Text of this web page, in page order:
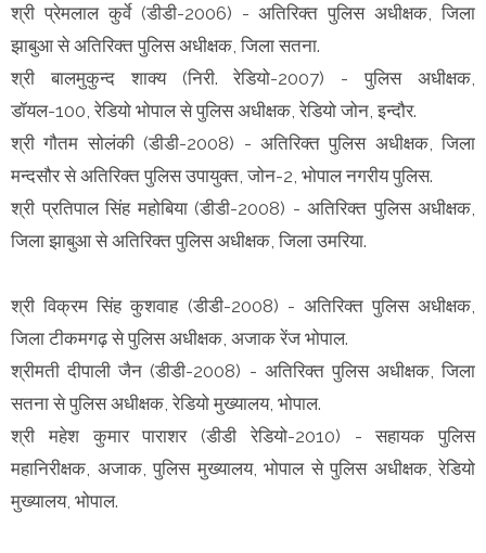
श्री प्रेमलाल कुर्वे (डीडी-2006) - अतिरिक्त पुलिस अधीक्षक, जिला
झाबुआ से अतिरिक्त पुलिस अधीक्षक, जिला सतना.
श्री बालमुकुन्द शाक्य (निरी. रेडियो-2007) - पुलिस अधीक्षक,
डॉयल-100, रेडियो भोपाल से पुलिस अधीक्षक, रेडियो जोन, इन्दौर.
श्री गौतम सोलंकी (डीडी-2008) - अतिरिक्त पुलिस अधीक्षक, जिला
मन्दसौर से अतिरिक्त पुलिस उपायुक्त, जोन-2, भोपाल नगरीय पुलिस.
श्री प्रतिपाल सिंह महोबिया (डीडी-2008) - अतिरिक्त पुलिस अधीक्षक,
जिला झाबुआ से अतिरिक्त पुलिस अधीक्षक, जिला उमरिया.
श्री विक्रम सिंह कुशवाह (डीडी-2008) - अतिरिक्त पुलिस अधीक्षक,
जिला टीकमगढ़ से पुलिस अधीक्षक, अजाक रेंज भोपाल.
श्रीमती दीपाली जैन (डीडी-2008) - अतिरिक्त पुलिस अधीक्षक, जिला
सतना से पुलिस अधीक्षक, रेडियो मुख्यालय, भोपाल.
श्री महेश कुमार पाराशर (डीडी रेडियो-2010) - सहायक पुलिस
महानिरीक्षक, अजाक, पुलिस मुख्यालय, भोपाल से पुलिस अधीक्षक, रेडियो
मुख्यालय, भोपाल.